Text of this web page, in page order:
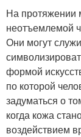
На протяжении
неотъемлемой
Они могут
формой
по которой
задуматься о
когда кожа
воздействием